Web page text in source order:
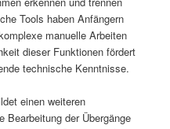
Tools haben Anfängern
manuelle Arbeiten
dieser Funktionen fördert
technische Kenntnisse.
einen weiteren
Bearbeitung der Übergänge